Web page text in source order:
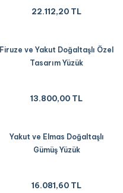
22.112,20 TL
Firuze ve Yakut Doğaltaşlı Özel
Tasarım Yüzük
13.800,00 TL
Yakut ve Elmas Doğaltaşlı
Gümüş Yüzük
16.081,60 TL